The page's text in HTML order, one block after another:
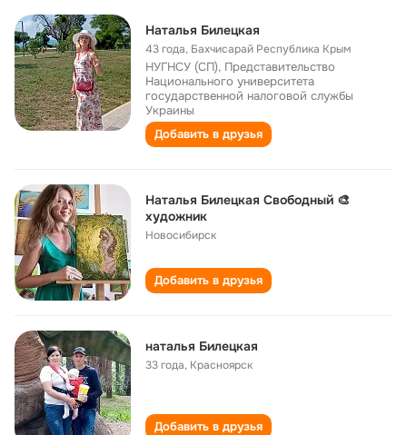
Наталья Билецкая
43 года, Бахчисарай Республика Крым
НУГНСУ (СП), Представительство
Национального университета
государственной налоговой службы
Украины
Добавить в друзья
Наталья Билецкая Свободный 🎨
художник
Новосибирск
Добавить в друзья
наталья Билецкая
33 года, Красноярск
Добавить в друзья